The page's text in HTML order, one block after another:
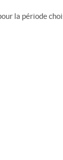
la période